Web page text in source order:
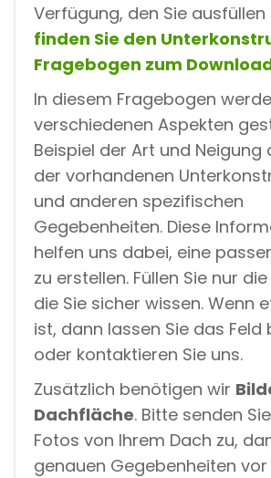
Verfügung, den Sie ausfüllen
finden Sie den
Fragebogen zum
In diesem Fragebogen
verschiedenen Aspekten
Beispiel der Art und Neigung
der vorhandenen
und anderen spezifischen
Gegebenheiten. Diese
helfen uns dabei, eine
zu erstellen. Füllen Sie nur
die Sie sicher wissen. Wenn
ist, dann lassen Sie das Feld
oder kontaktieren Sie uns.
Zusätzlich benötigen wir
Dachfläche. Bitte senden
Fotos von Ihrem Dach zu,
genauen Gegebenheiten vor